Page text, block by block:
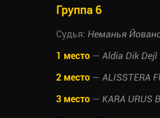
Группа 6
Судья: Неманья
1 место — Aldia Dik Dejl
2 место — ALISSTERA
3 место — KARA URUS